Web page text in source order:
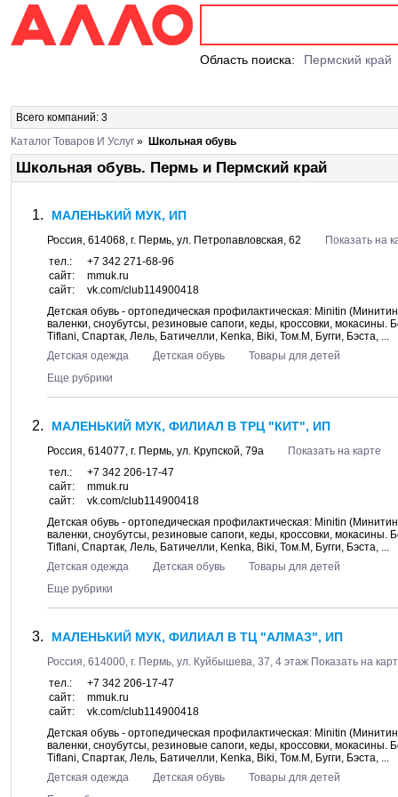
Область поиска: Пермский край
Всего компаний: 3
Каталог Товаров И Услуг » Школьная обувь
Школьная обувь. Пермь и Пермский край
МАЛЕНЬКИЙ МУК, ИП
Россия, 614068, г. Пермь, ул. Петропавловская, 62
Показать на
тел.:
+7 342 271-68-96
сайт:
mmuk.ru
сайт:
vk.com/club114900418
Детская обувь - ортопедическая профилактическая: Minitin
валенки, сноубутсы, резиновые сапоги, кеды, кроссовки,
Tiflani, Спартак, Лель, Батичелли, Kenka, Biki, Том.М, Бугги, Бэста, ...
Детская одежда
Детская обувь
Товары для детей
Еще рубрики
МАЛЕНЬКИЙ МУК, ФИЛИАЛ В ТРЦ "КИТ", ИП
Россия, 614077, г. Пермь, ул. Крупской, 79а
Показать на карте
тел.:
+7 342 206-17-47
сайт:
mmuk.ru
сайт:
vk.com/club114900418
Детская обувь - ортопедическая профилактическая: Minitin
валенки, сноубутсы, резиновые сапоги, кеды, кроссовки,
Tiflani, Спартак, Лель, Батичелли, Kenka, Biki, Том.М, Бугги, Бэста, ...
Детская одежда
Детская обувь
Товары для детей
Еще рубрики
МАЛЕНЬКИЙ МУК, ФИЛИАЛ В ТЦ "АЛМАЗ", ИП
Россия, 614000, г. Пермь, ул. Куйбышева, 37, 4 этаж Показать на
тел.:
+7 342 206-17-47
сайт:
mmuk.ru
сайт:
vk.com/club114900418
Детская обувь - ортопедическая профилактическая: Minitin
валенки, сноубутсы, резиновые сапоги, кеды, кроссовки,
Tiflani, Спартак, Лель, Батичелли, Kenka, Biki, Том.М, Бугги, Бэста, ...
Детская одежда
Детская обувь
Товары для детей